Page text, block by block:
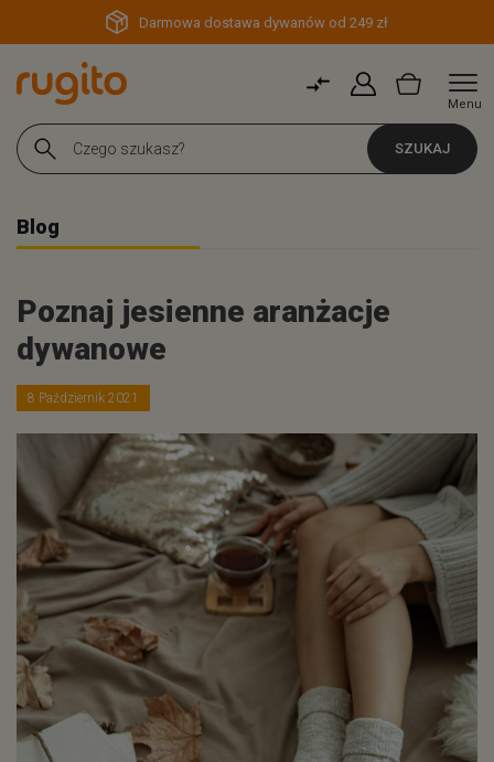
Darmowa dostawa dywanów od 249 zł
Menu
SZUKAJ
Blog
Poznaj jesienne aranżacje
dywanowe
8 Październik 2021